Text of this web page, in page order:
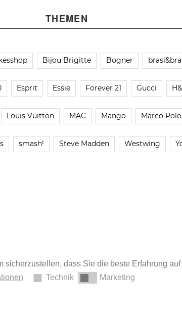
dass Sie die beste Erfahrung
Technik Marketing
THEMEN
Bijou Brigitte Bogner
Esprit Essie Forever 21 Gucci
Louis Vuitton MAC Mango Marco Polo
smash! Steve Madden Westwing